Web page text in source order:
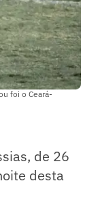
foi o Ceará-
de 26
desta